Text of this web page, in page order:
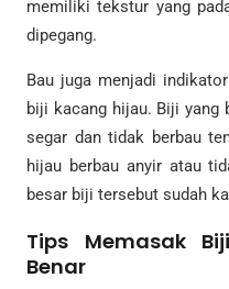
memiliki tekstur yang
dipegang.
Bau juga menjadi
biji kacang hijau. Biji
segar dan tidak berbau
hijau berbau anyir atau
besar biji tersebut sudah
Tips Memasak
Benar